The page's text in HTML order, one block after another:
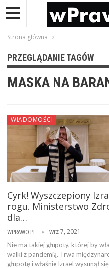
Strona główna
PRZEGLĄDANIE TAGÓW
MASKA NA
WIADOMOŚCI
Cyrk! Wyszczepiony
rogu. Ministerstwo
dla…
WPRAWO.PL wrz 7, 2021
Nie ma takiej głupoty, której by
walki z pandemią. Trwa
głupotę i właśnie Izrael wysunął